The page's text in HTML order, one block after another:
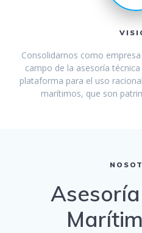
Consolidarnos como
campo de la asesoría
plataforma para el uso
marítimos, que son